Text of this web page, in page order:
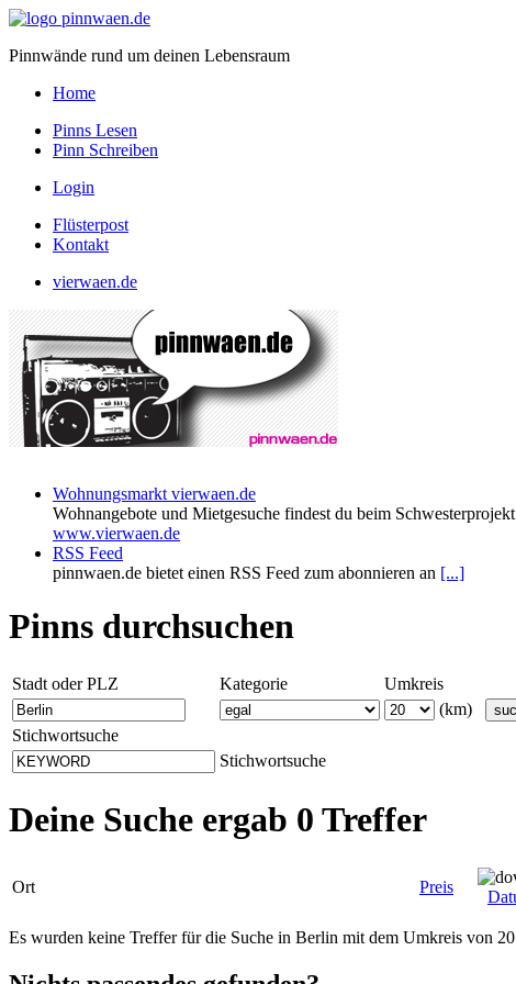
Pinnwände rund um deinen Lebensraum
Home
Pinns Lesen
Pinn Schreiben
Login
Flüsterpost
Kontakt
vierwaen.de
Wohnungsmarkt vierwaen.de
Wohnangebote und Mietgesuche findest du beim
www.vierwaen.de
RSS Feed
pinnwaen.de bietet einen RSS Feed zum abonnieren an [...]
Pinns durchsuchen
Stadt oder PLZ Kategorie
Umkreis
(km)
Stichwortsuche
Stichwortsuche
Deine Suche ergab 0 Treffer
Ort Preis
Es wurden keine Treffer für die Suche in Berlin mit dem Umkreis von